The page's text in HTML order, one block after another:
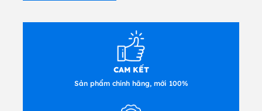
CAM KẾT
Sản phẩm chính hãng, mới 100%